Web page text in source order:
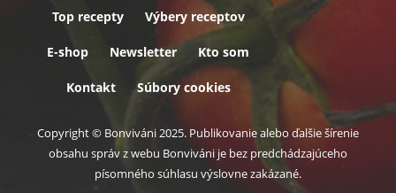
Top recepty Výbery receptov
E-shop Newsletter Kto som
Kontakt Súbory cookies
Copyright © Bonviváni 2025. Publikovanie alebo ďalšie šírenie
obsahu správ z webu Bonviváni je bez predchádzajúceho
písomného súhlasu výslovne zakázané.